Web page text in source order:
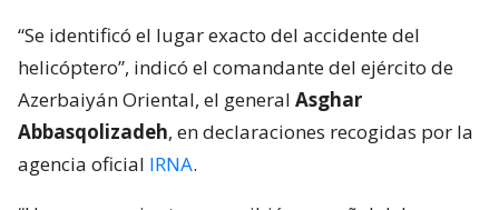
“Se identificó el lugar exacto del accidente del
helicóptero”, indicó el comandante del ejército de
Azerbaiyán Oriental, el general Asghar
Abbasqolizadeh, en declaraciones recogidas por la
agencia oficial IRNA.